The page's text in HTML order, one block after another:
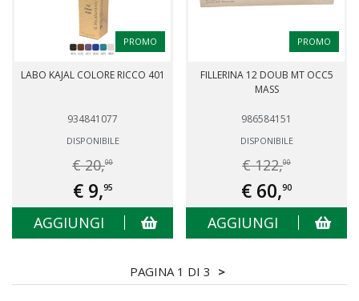
PROMO
LABO KAJAL COLORE RICCO 401
934841077
DISPONIBILE
€ 20,00
€ 9,95
AGGIUNGI
PROMO
FILLERINA 12 DOUB MT OCC5
MASS
986584151
DISPONIBILE
€ 122,00
€ 60,90
AGGIUNGI
PAGINA 1 DI 3 >